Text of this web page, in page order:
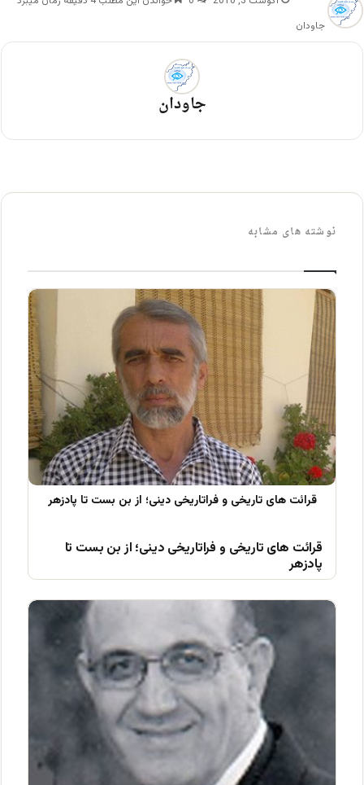
جاودان
جاودان
نوشته های مشابه
قرائت های تاریخی و فراتاریخی دینی؛ از بن بست تا
پادزهر